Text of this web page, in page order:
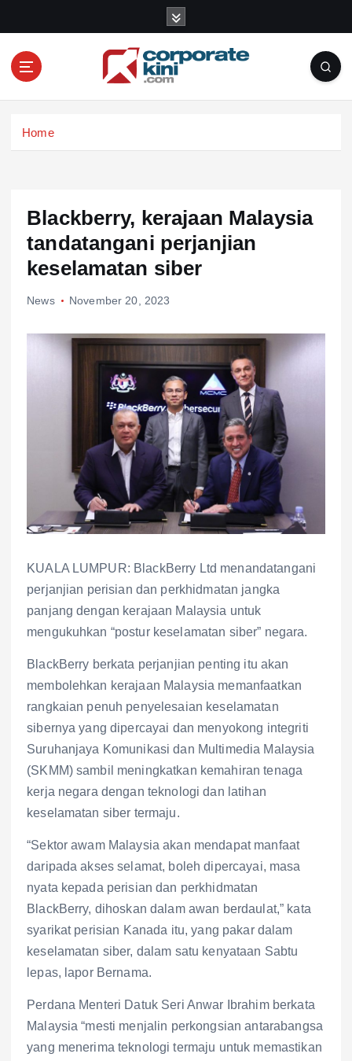
o
Home
Blackberry, kerajaan Malaysia
tandatangani perjanjian
keselamatan siber
News November 20, 2023
KUALA LUMPUR: BlackBerry Ltd menandatangani
perjanjian perisian dan perkhidmatan jangka
panjang dengan kerajaan Malaysia untuk
mengukuhkan “postur keselamatan siber” negara.
BlackBerry berkata perjanjian penting itu akan
membolehkan kerajaan Malaysia memanfaatkan
rangkaian penuh penyelesaian keselamatan
sibernya yang dipercayai dan menyokong integriti
Suruhanjaya Komunikasi dan Multimedia Malaysia
(SKMM) sambil meningkatkan kemahiran tenaga
kerja negara dengan teknologi dan latihan
keselamatan siber termaju.
“Sektor awam Malaysia akan mendapat manfaat
daripada akses selamat, boleh dipercayai, masa
nyata kepada perisian dan perkhidmatan
BlackBerry, dihoskan dalam awan berdaulat,” kata
syarikat perisian Kanada itu, yang pakar dalam
keselamatan siber, dalam satu kenyataan Sabtu
lepas, lapor Bernama.
Perdana Menteri Datuk Seri Anwar Ibrahim berkata
Malaysia “mesti menjalin perkongsian antarabangsa
yang menerima teknologi termaju untuk memastikan